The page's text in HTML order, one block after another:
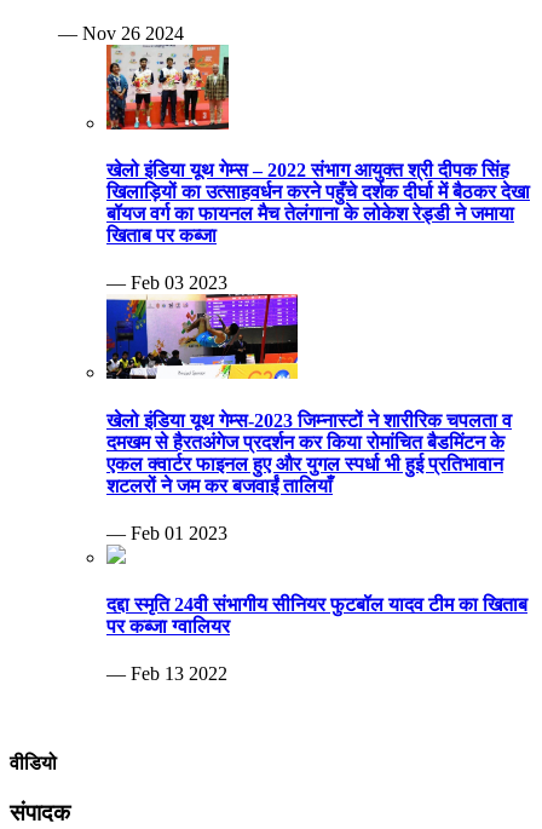
— Nov 26 2024
खेलो इंडिया यूथ गेम्स – 2022 संभाग आयुक्त श्री दीपक सिंह
खिलाड़ियों का उत्साहवर्धन करने पहुँचे दर्शक दीर्घा में बैठकर देखा
बॉयज वर्ग का फायनल मैच तेलंगाना के लोकेश रेड्डी ने जमाया
खिताब पर कब्जा
— Feb 03 2023
खेलो इंडिया यूथ गेम्स-2023 जिम्नास्टों ने शारीरिक चपलता व
दमखम से हैरतअंगेज प्रदर्शन कर किया रोमांचित बैडमिंटन के
एकल क्वार्टर फाइनल हुए और युगल स्पर्धा भी हुई प्रतिभावान
शटलरों ने जम कर बजवाईं तालियाँ
— Feb 01 2023
दद्दा स्मृति 24वी संभागीय सीनियर फुटबॉल यादव टीम का खिताब
पर कब्जा ग्वालियर
— Feb 13 2022
वीडियो
संपादक